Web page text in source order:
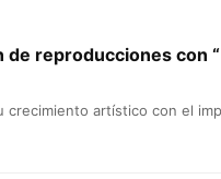
reproducciones con
artístico con el